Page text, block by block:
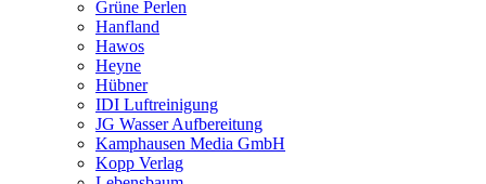
Grüne Perlen
Hanfland
Hawos
Heyne
Hübner
IDI Luftreinigung
JG Wasser Aufbereitung
Kamphausen Media GmbH
Kopp Verlag